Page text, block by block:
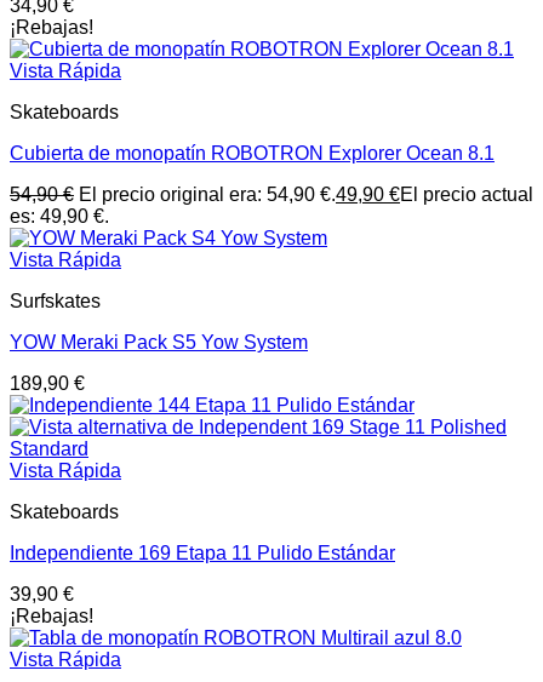
34,90 €
¡Rebajas!
Vista Rápida
Skateboards
Cubierta de monopatín ROBOTRON Explorer Ocean 8.1
54,90€ El precio original era: 54,90 €.49,90 €El precio actual
es: 49,90 €.
Vista Rápida
Surfskates
YOW Meraki Pack S5 Yow System
189,90 €
Vista Rápida
Skateboards
Independiente 169 Etapa 11 Pulido Estándar
39,90 €
¡Rebajas!
Vista Rápida